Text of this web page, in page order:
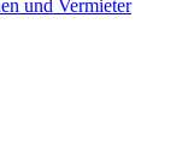
und Vermieter